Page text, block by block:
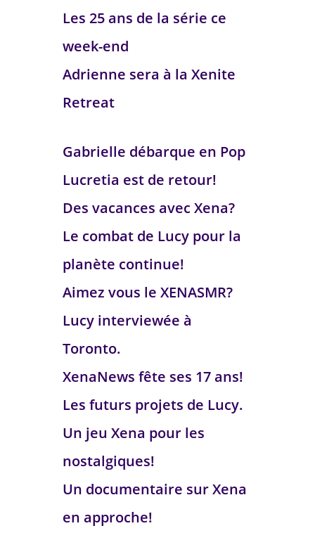
Les 25 ans de la série ce
week-end
Adrienne sera à la Xenite
Retreat
Gabrielle débarque en Pop
Lucretia est de retour!
Des vacances avec Xena?
Le combat de Lucy pour la
planète continue!
Aimez vous le XENASMR?
Lucy interviewée à
Toronto.
XenaNews fête ses 17 ans!
Les futurs projets de Lucy.
Un jeu Xena pour les
nostalgiques!
Un documentaire sur Xena
en approche!